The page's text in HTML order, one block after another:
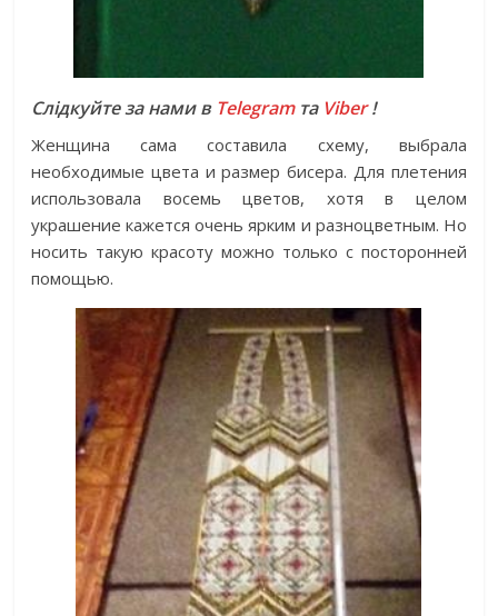
Слідкуйте за нами в Telegramта Viber!
Женщина сама составила схему, выбрала
необходимые цвета и размер бисера. Для плетения
использовала восемь цветов, хотя в целом
украшение кажется очень ярким и разноцветным. Но
носить такую красоту можно только с посторонней
помощью.